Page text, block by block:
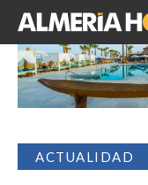
ACTUALIDAD